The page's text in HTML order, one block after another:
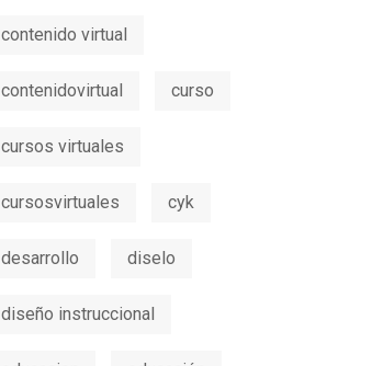
contenido virtual
contenidovirtual curso
cursos virtuales
cursosvirtuales cyk
desarrollo diselo
diseño instruccional